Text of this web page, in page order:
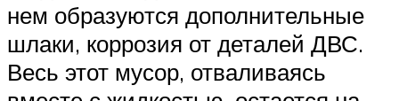
нем образуются дополнительные
шлаки, коррозия от деталей ДВС.
Весь этот мусор, отваливаясь